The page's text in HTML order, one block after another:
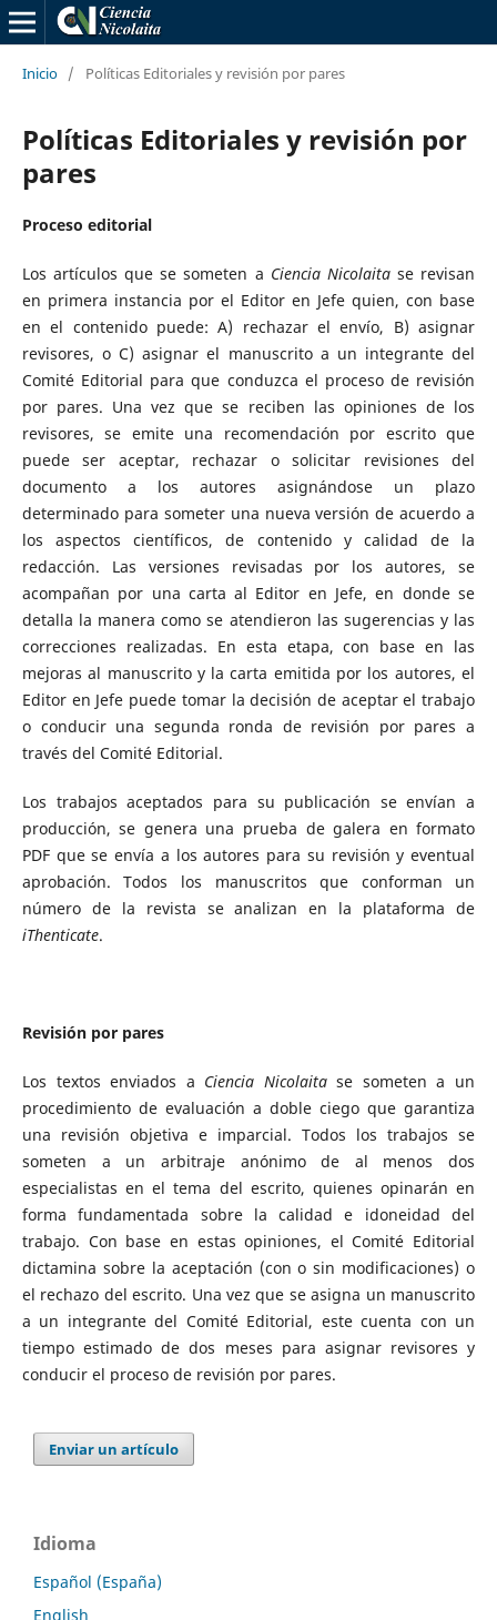
Inicio / Políticas Editoriales y revisión por pares
Políticas Editoriales y revisión por
pares
Proceso editorial
Los artículos que se someten a Ciencia Nicolaitase revisan
en primera instancia por el Editor en Jefe quien, con base
en el contenido puede: A) rechazar el envío, B) asignar
revisores, o C) asignar el manuscrito a un integrante del
Comité Editorial para que conduzca el proceso de revisión
por pares. Una vez que se reciben las opiniones de los
revisores, se emite una recomendación por escrito que
puede ser aceptar, rechazar o solicitar revisiones del
documento a los autores asignándose un plazo
determinado para someter una nueva versión de acuerdo a
los aspectos científicos, de contenido y calidad de la
redacción. Las versiones revisadas por los autores, se
acompañan por una carta al Editor en Jefe, en donde se
detalla la manera como se atendieron las sugerencias y las
correcciones realizadas. En esta etapa, con base en las
mejoras al manuscrito y la carta emitida por los autores, el
Editor en Jefe puede tomar la decisión de aceptar el trabajo
o conducir una segunda ronda de revisión por pares a
través del Comité Editorial.
Los trabajos aceptados para su publicación se envían a
producción, se genera una prueba de galera en formato
PDF que se envía a los autores para su revisión y eventual
aprobación. Todos los manuscritos que conforman un
número de la revista se analizan en la plataforma de
iThenticate.
Revisión por pares
Los textos enviados a Ciencia Nicolaitase someten a un
procedimiento de evaluación a doble ciego que garantiza
una revisión objetiva e imparcial. Todos los trabajos se
someten a un arbitraje anónimo de al menos dos
especialistas en el tema del escrito, quienes opinarán en
forma fundamentada sobre la calidad e idoneidad del
trabajo. Con base en estas opiniones, el Comité Editorial
dictamina sobre la aceptación (con o sin modificaciones) o
el rechazo del escrito. Una vez que se asigna un manuscrito
a un integrante del Comité Editorial, este cuenta con un
tiempo estimado de dos meses para asignar revisores y
conducir el proceso de revisión por pares.
Enviar un artículo
Idioma
Español (España)
English